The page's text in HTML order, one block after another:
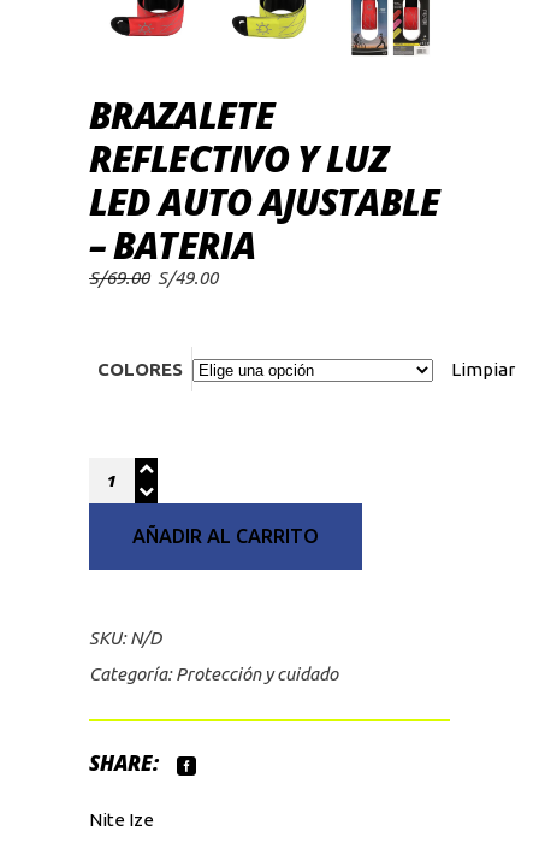
BRAZALETE
REFLECTIVO Y LUZ
LED AUTO AJUSTABLE
– BATERIA
S/69.00 El
precio
S/69.00.
S/49.00El
COLORES
Limpiar
Quantity
AÑADIR AL CARRITO
SKU:N/D
Categoría:Protección y cuidado
SHARE:
Nite Ize